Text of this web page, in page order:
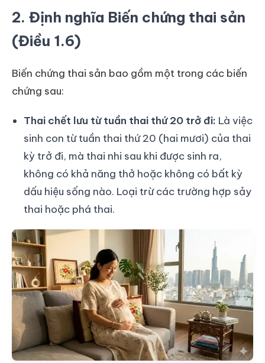
2. Định nghĩa Biến chứng thai sản
(Điều 1.6)
Biến chứng thai sản bao gồm một trong các biến
chứng sau:
Thai chết lưu từ tuần thai thứ 20 trở đi: Là việc
sinh con từ tuần thai thứ 20 (hai mươi) của thai
kỳ trở đi, mà thai nhi sau khi được sinh ra,
không có khả năng thở hoặc không có bất kỳ
dấu hiệu sống nào. Loại trừ các trường hợp sảy
thai hoặc phá thai.